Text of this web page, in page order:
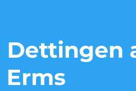
Dettingen
Erms